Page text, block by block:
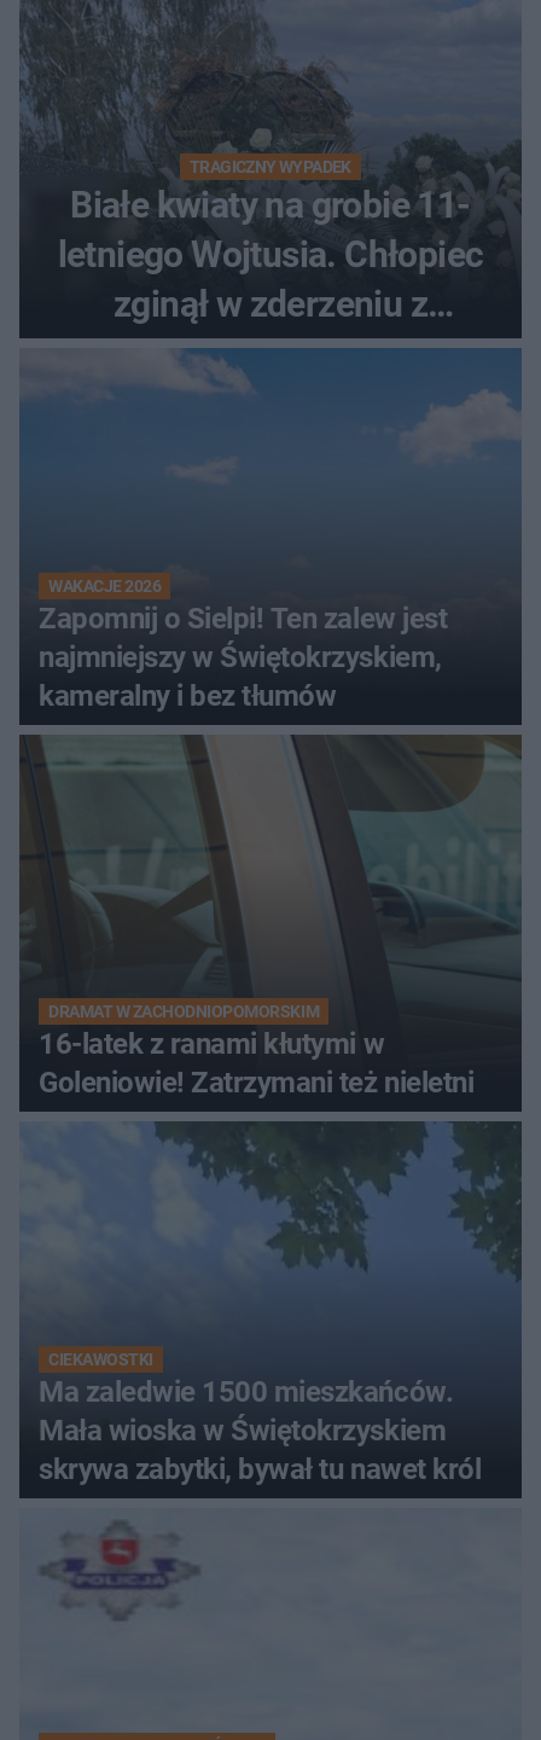
TRAGICZNY WYPADEK
Białe kwiaty na grobie 11-
letniego Wojtusia. Chłopiec
zginął w zderzeniu z
kombajnem
WAKACJE 2026
Zapomnij o Sielpi! Ten zalew jest
najmniejszy w Świętokrzyskiem,
kameralny i bez tłumów
DRAMAT W ZACHODNIOPOMORSKIM
16-latek z ranami kłutymi w
Goleniowie! Zatrzymani też nieletni
CIEKAWOSTKI
Ma zaledwie 1500 mieszkańców.
Mała wioska w Świętokrzyskiem
skrywa zabytki, bywał tu nawet król